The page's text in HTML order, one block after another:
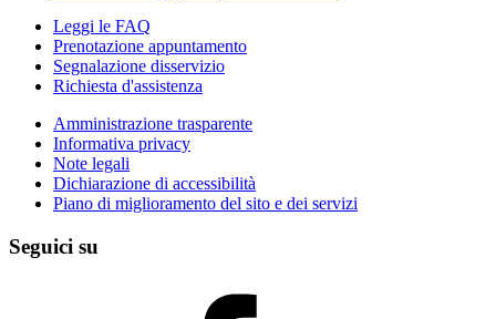
Leggi le FAQ
Prenotazione appuntamento
Segnalazione disservizio
Richiesta d'assistenza
Amministrazione trasparente
Informativa privacy
Note legali
Dichiarazione di accessibilità
Piano di miglioramento del sito e dei servizi
Seguici su